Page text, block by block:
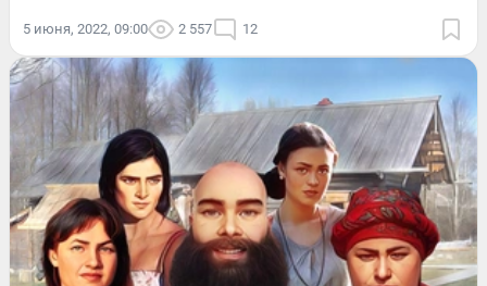
5 июня, 2022, 09:00 2 557 12